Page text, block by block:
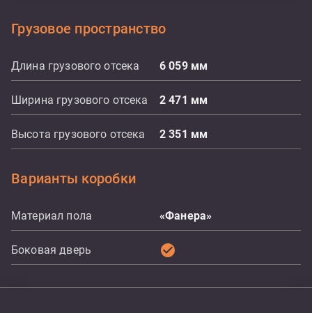
Грузовое пространство
Длина грузового отсека 6 059 мм
Ширина грузового отсека 2 471 мм
Высота грузового отсека 2 351 мм
Варианты коробки
Материал пола «Фанера»
Боковая дверь check_circle